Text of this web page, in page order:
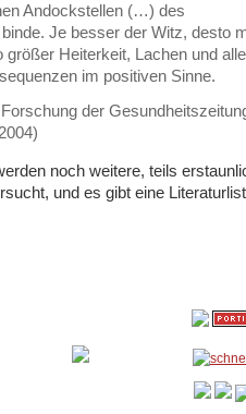
Andockstellen (…) des
Je besser der Witz, desto
größer Heiterkeit, Lachen und
im positiven Sinne.
der
noch weitere, teils
und es gibt eine